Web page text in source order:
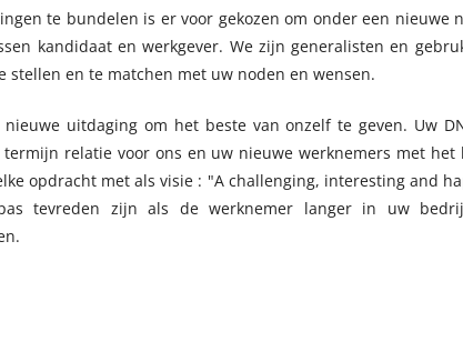
te bundelen is er voor gekozen om onder een nieuwe
kandidaat en werkgever. We zijn generalisten en
stellen en te matchen met uw noden en wensen.
nieuwe uitdaging om het beste van onzelf te geven. Uw
termijn relatie voor ons en uw nieuwe werknemers met
opdracht met als visie : "A challenging, interesting and
tevreden zijn als de werknemer langer in uw